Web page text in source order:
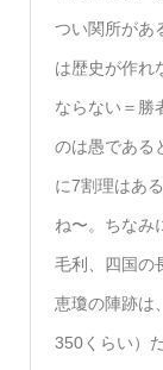
つい関所があ
は歴史が作れ
ならない＝勝
のは愚である
に7割理はあ
ね〜。ちなみ
毛利、四国の
恵瓊の陣跡は
350くらい）